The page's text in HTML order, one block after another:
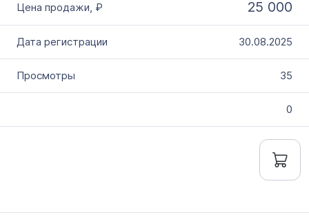
25 000
30.08.2025
35
0